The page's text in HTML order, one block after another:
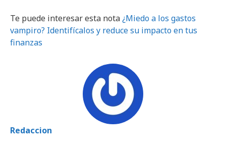
Te puede interesar esta nota¿Miedo a los gastos
vampiro? Identifícalos y reduce su impacto en tus
finanzas
Redaccion